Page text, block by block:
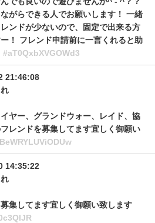
がらできる人でお願いします！ 一緒
ンドが少ないので、固定で出来る方
！ フレンド申請前に一言くれると助
#aT0QxbXVGOWd3
21:46:08
ヤー、グランドウォー、レイド、協
レンドを募集してます宜しく御願い
14:35:22
集してます宜しく御願い致します